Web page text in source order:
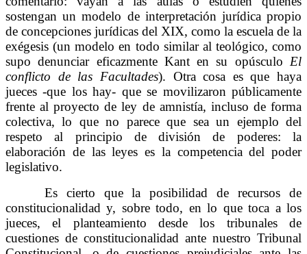
sostengan un modelo de interpretación jurídica propio
de concepciones jurídicas del XIX, como la escuela de la
exégesis (un modelo en todo similar al teológico, como
supo denunciar eficazmente Kant en su opúsculo El
conflicto de las Facultades). Otra cosa es que haya
jueces -que los hay- que se movilizaron públicamente
frente al proyecto de ley de amnistía, incluso de forma
colectiva, lo que no parece que sea un ejemplo del
respeto al principio de división de poderes: la
elaboración de las leyes es la competencia del poder
legislativo.
Es cierto que la posibilidad de recursos de
constitucionalidad y, sobre todo, en lo que toca a los
jueces, el planteamiento desde los tribunales de
cuestiones de constitucionalidad ante nuestro Tribunal